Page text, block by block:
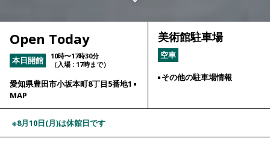
Open Today
本日開館
10時〜17時30分
（入場 : 17時まで）
愛知県豊田市小坂本町8丁目5番地1
MAP
美術館駐車場
空車
その他の駐車場情報
※8月10日(月)は休館日です